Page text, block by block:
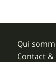
Qui
Contact &